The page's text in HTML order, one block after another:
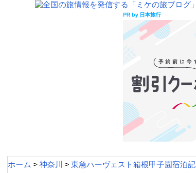
PR by 日本旅行
ホーム > 神奈川 > 東急ハーヴェスト箱根甲子園宿泊記